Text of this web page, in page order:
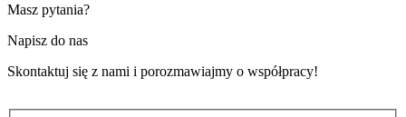
Masz pytania?
Napisz do nas
Skontaktuj się z nami i porozmawiajmy o współpracy!